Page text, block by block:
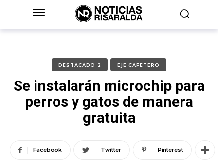
DESTACADO 2 EJE CAFETERO
Se instalarán microchip para
perros y gatos de manera
gratuita
Facebook Twitter Pinterest